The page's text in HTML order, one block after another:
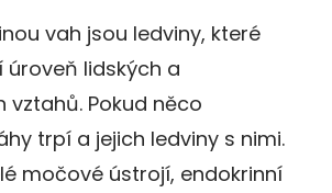
vah jsou ledviny, které
úroveň lidských a
vztahů. Pokud něco
trpí a jejich ledviny s nimi.
močové ústrojí, endokrinní